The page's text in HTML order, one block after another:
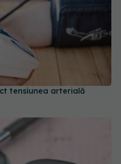
tensiunea arterială